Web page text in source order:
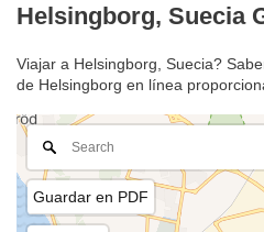
Helsingborg, Suecia
Viajar a Helsingborg, Suecia?
de Helsingborg en línea
Guardar en PDF